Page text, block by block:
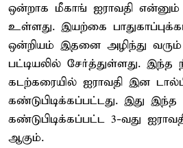
ஒன்றாக மீகாங் ஐராவதி
உள்ளது. இயற்கை
ஒன்றியம் இதனை அழிந்து
பட்டியலில் சேர்த்துள்ளது. இந்த
கடற்கரையில் ஐராவதி இன
கண்டுபிடிக்கப்பட்டது. இது
கண்டுபிடிக்கப்பட்ட 3-வது
ஆகும்.